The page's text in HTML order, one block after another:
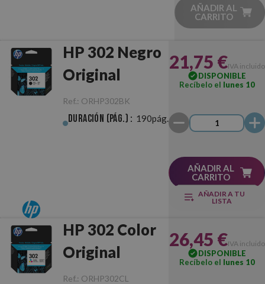
AÑADIR AL
CARRITO
HP 302 Negro
Original
Ref.: ORHP302BK
Duración (pág.) : 190pág.
21,75 €IVA incluido
DISPONIBLE
Recíbelo el lunes 10
AÑADIR AL
CARRITO
AÑADIR A TU
LISTA
HP 302 Color
Original
Ref.: ORHP302CL
26,45 €IVA incluido
DISPONIBLE
Recíbelo el lunes 10